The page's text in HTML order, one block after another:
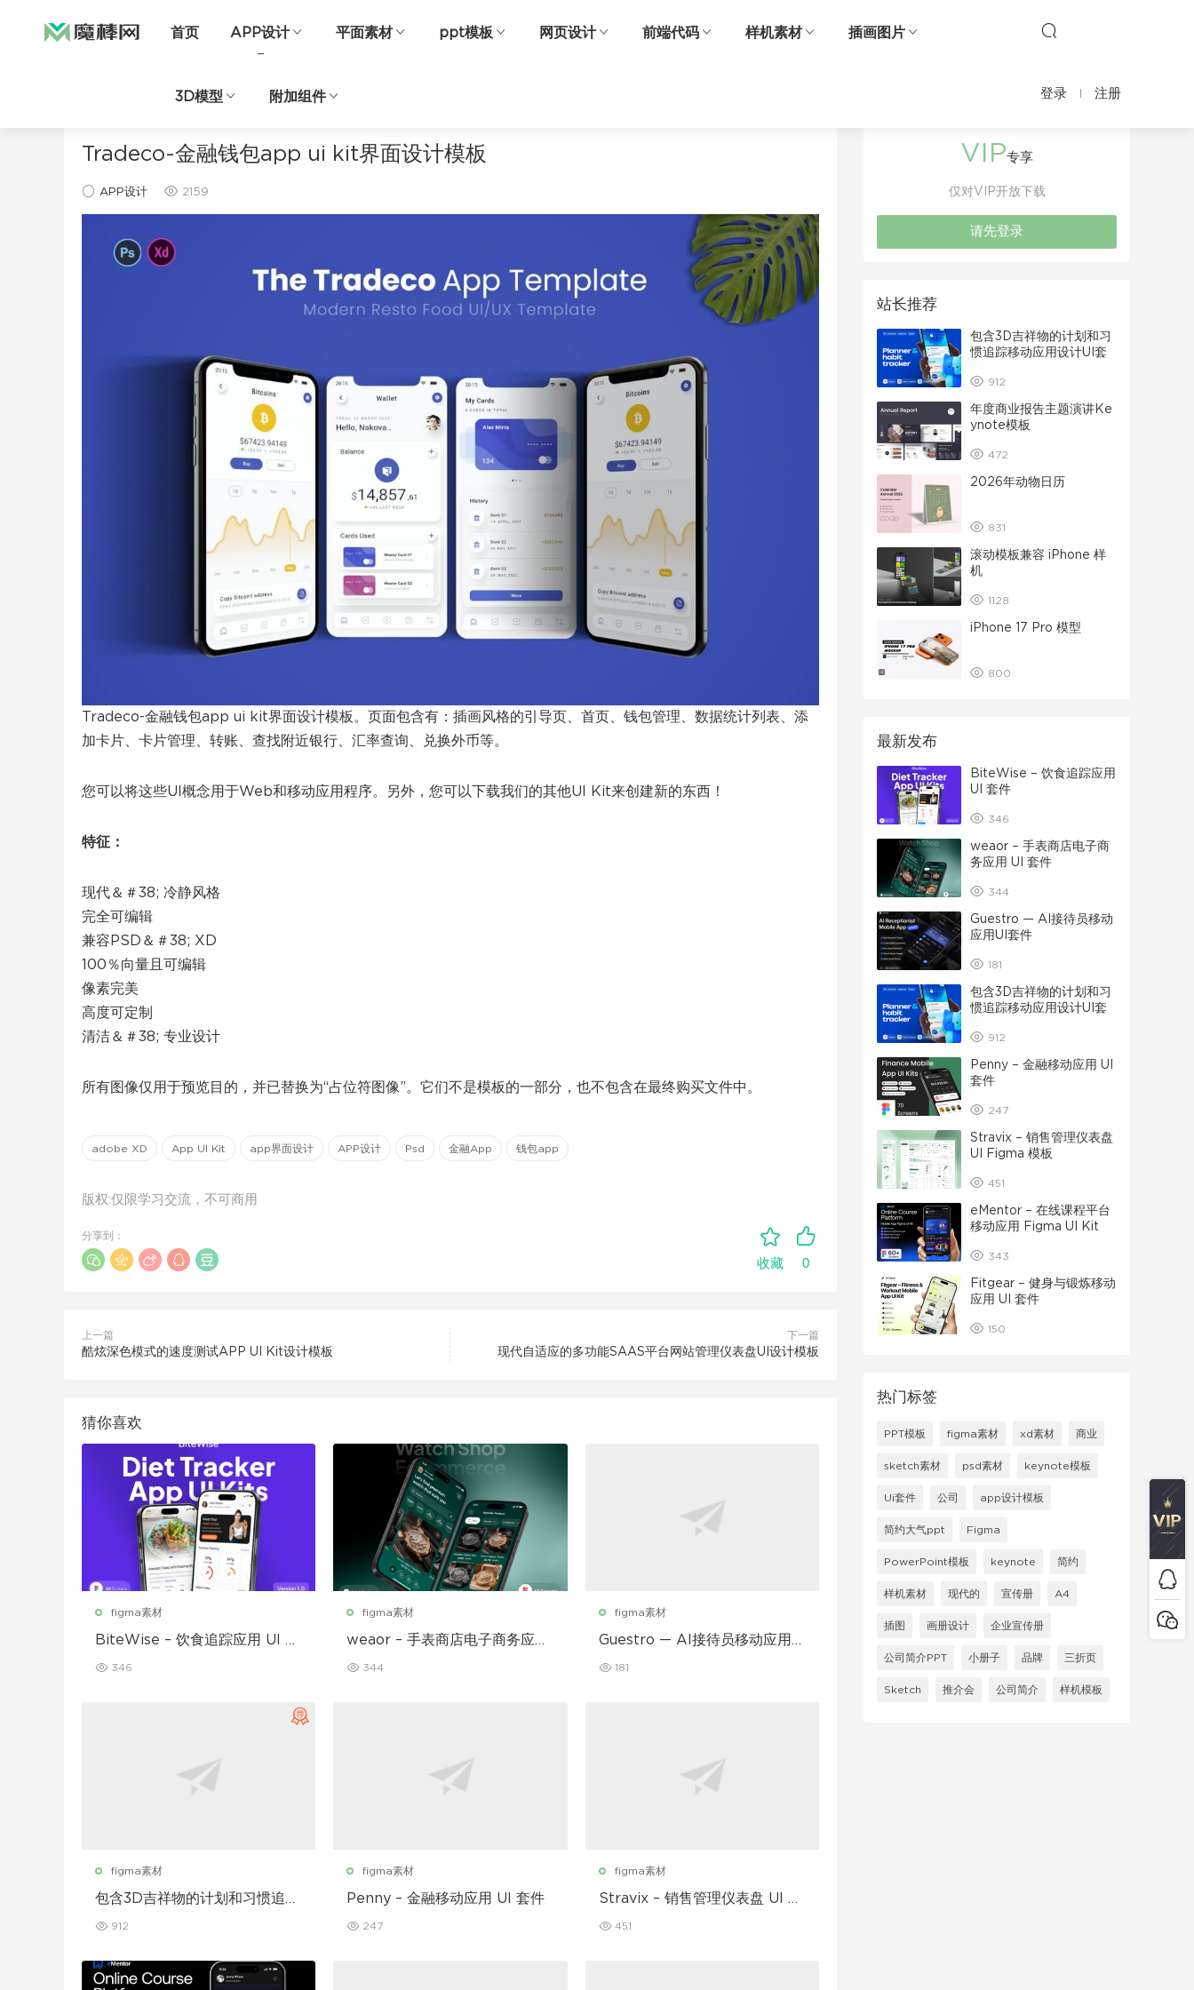
首页 APP设计 平面素材 ppt模板 网页设计 前端代码 样机素材 插画图片
3D模型 附加组件 登录 注册
APP设计
Tradeco-金融钱包app ui kit界面设计模板
APP设计 2159
Tradeco-金融钱包app ui kit界面设计模板。页面包含有：插画风格的引导页、首页、钱包管理、数据统计列表、添
加卡片、卡片管理、转账、查找附近银行、汇率查询、兑换外币等。
您可以将这些UI概念用于Web和移动应用程序。另外，您可以下载我们的其他UI Kit来创建新的东西！
特征：
现代＆＃38; 冷静风格
完全可编辑
兼容PSD＆＃38; XD
100％向量且可编辑
像素完美
高度可定制
清洁＆＃38; 专业设计
所有图像仅用于预览目的，并已替换为“占位符图像”。它们不是模板的一部分，也不包含在最终购买文件中。
adobe XD App UI Kit app界面设计 APP设计 Psd 金融App 钱包app
版权:仅限学习交流，不可商用
收藏 0
分享到：
上一篇
酷炫深色模式的速度测试APP UI Kit设计模板
下一篇
现代自适应的多功能SAAS平台网站管理仪表盘UI设计模板
猜你喜欢
figma素材
BiteWise – 饮食追踪应用 UI 套
346
figma素材
weaor – 手表商店电子商务应用
344
figma素材
Guestro — AI接待员移动应用U
181
figma素材
包含3D吉祥物的计划和习惯追踪
912
figma素材
Penny – 金融移动应用 UI 套件
247
figma素材
Stravix – 销售管理仪表盘 UI Fi
451
VIP专享
仅对VIP开放下载
请先登录
站长推荐
包含3D吉祥物的计划和习
惯追踪移动应用设计UI套
912
年度商业报告主题演讲Ke
ynote模板
472
2026年动物日历
831
滚动模板兼容 iPhone 样
机
1128
iPhone 17 Pro 模型
800
最新发布
BiteWise – 饮食追踪应用
UI 套件
346
weaor – 手表商店电子商
务应用 UI 套件
344
Guestro — AI接待员移动
应用UI套件
181
包含3D吉祥物的计划和习
惯追踪移动应用设计UI套
912
Penny – 金融移动应用 UI
套件
247
Stravix – 销售管理仪表盘
UI Figma 模板
451
eMentor – 在线课程平台
移动应用 Figma UI Kit
343
Fitgear – 健身与锻炼移动
应用 UI 套件
150
热门标签
PPT模板 figma素材 xd素材 商业
sketch素材 psd素材 keynote模板
Ui套件 公司 app设计模板
简约大气ppt Figma
PowerPoint模板 keynote 简约
样机素材 现代的 宣传册 A4
插图 画册设计 企业宣传册
公司简介PPT 小册子 品牌 三折页
Sketch 推介会 公司简介 样机模板